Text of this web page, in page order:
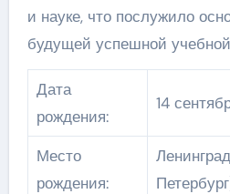
и науке, что послужило
будущей успешной
Дата
рождения:
14
Место
рождения: